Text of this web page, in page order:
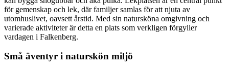
för gemenskap och lek, där familjer samlas för att njuta av
utomhuslivet, oavsett årstid. Med sin natursköna omgivning och
varierade aktiviteter är detta en plats som verkligen förgyller
vardagen i Falkenberg.
Små äventyr i naturskön miljö